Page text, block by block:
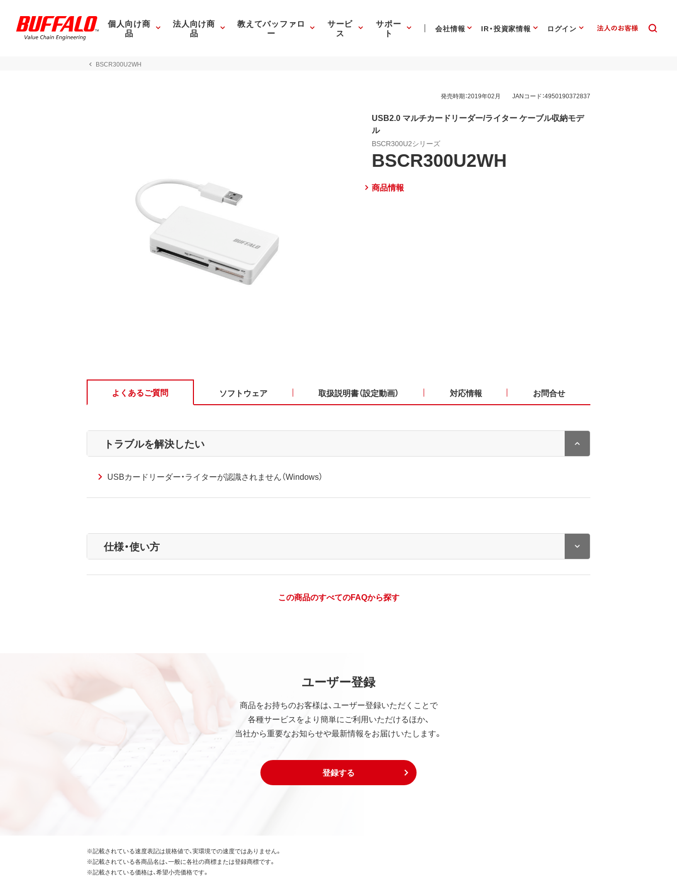
個人向け商
品
法人向け商
品
教えてバッファロ
ー
サービ
ス
サポー
ト 会社情報 IR・投資家情報 ログイン
BSCR300U2WH
発売時期：2019年02月 JANコード：4950190372837
USB2.0 マルチカードリーダー/ライター ケーブル収納モデ
ル
BSCR300U2シリーズ
BSCR300U2WH
商品情報
よくあるご質問 ソフトウェア 取扱説明書（設定動画） 対応情報 お問合せ
トラブルを解決したい
USBカードリーダー・ライターが認識されません（Windows）
仕様・使い方
この商品のすべてのFAQから探す
ユーザー登録
商品をお持ちのお客様は、ユーザー登録いただくことで
各種サービスをより簡単にご利用いただけるほか、
当社から重要なお知らせや最新情報をお届けいたします。
登録する
※記載されている速度表記は規格値で、実環境での速度ではありません。
※記載されている各商品名は、一般に各社の商標または登録商標です。
※記載されている価格は、希望小売価格です。